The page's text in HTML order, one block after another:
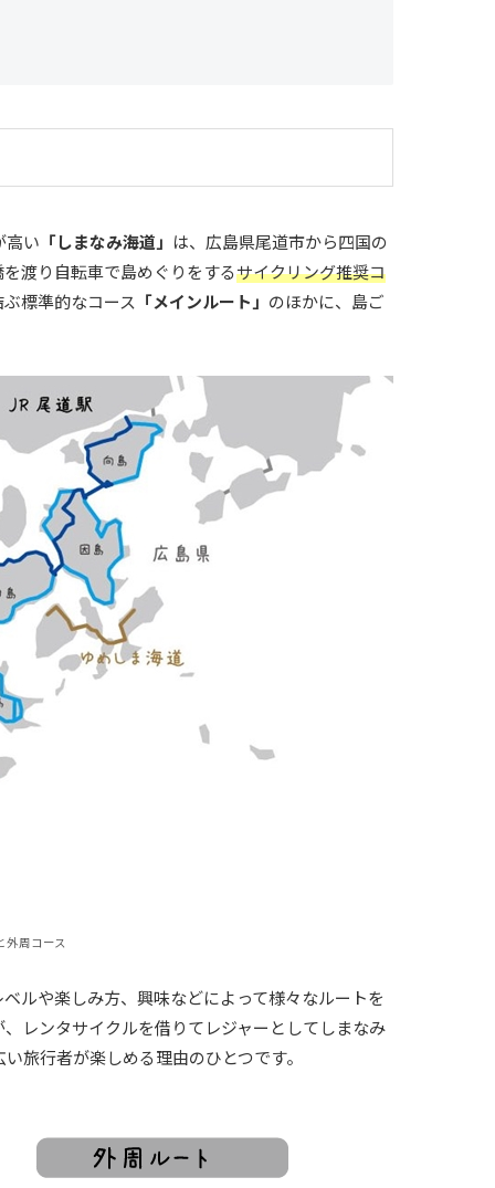
高い 「しまなみ海道」 は、広島県尾道市から四国の
渡り自転車で島めぐりをするサイクリング推奨コ
標準的なコース 「メインルート」 のほかに、島ご
外周コース
ルや楽しみ方、興味などによって様々なルートを
レンタサイクルを借りてレジャーとしてしまなみ
旅行者が楽しめる理由のひとつです。